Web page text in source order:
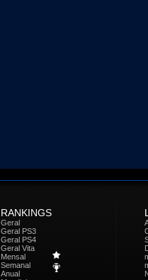
RANKINGS
Geral
Geral PS3
Geral PS4
Geral Vita
Mensal
Semanal
Anual